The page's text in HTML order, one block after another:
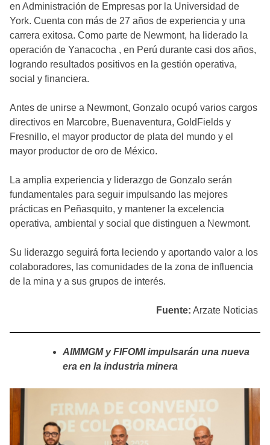
en Administración de Empresas por la Universidad de
York. Cuenta con más de 27 años de experiencia y una
carrera exitosa. Como parte de Newmont, ha liderado la
operación de Yanacocha , en Perú durante casi dos años,
logrando resultados positivos en la gestión operativa,
social y financiera.
Antes de unirse a Newmont, Gonzalo ocupó varios cargos
directivos en Marcobre, Buenaventura, GoldFields y
Fresnillo, el mayor productor de plata del mundo y el
mayor productor de oro de México.
La amplia experiencia y liderazgo de Gonzalo serán
fundamentales para seguir impulsando las mejores
prácticas en Peñasquito, y mantener la excelencia
operativa, ambiental y social que distinguen a Newmont.
Su liderazgo seguirá forta leciendo y aportando valor a los
colaboradores, las comunidades de la zona de influencia
de la mina y a sus grupos de interés.
Fuente: Arzate Noticias
AIMMGM y FIFOMI impulsarán una nueva
era en la industria minera